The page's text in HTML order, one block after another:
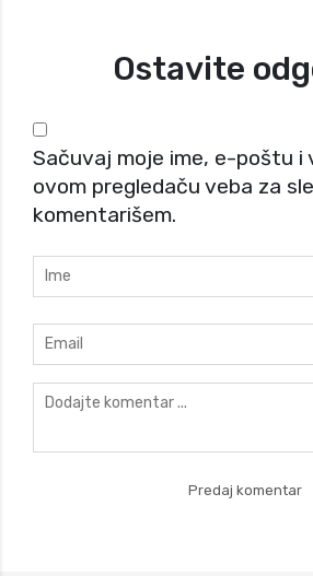
Ostavite
Sačuvaj moje ime, e-poštu i
ovom pregledaču veba za
komentarišem.